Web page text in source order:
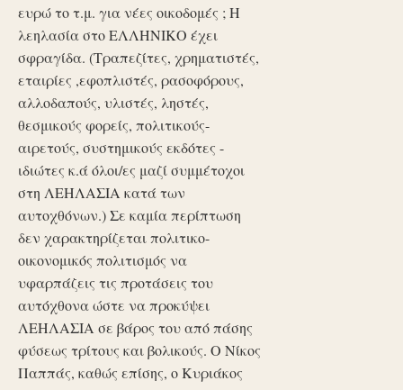
ευρώ το τ.μ. για νέες οικοδομές ; Η
λεηλασία στο ΕΛΛΗΝΙΚΟ έχει
σφραγίδα. (Τραπεζίτες, χρηματιστές,
εταιρίες ,εφοπλιστές, ρασοφόρους,
αλλοδαπούς, υλιστές, ληστές,
θεσμικούς φορείς, πολιτικούς-
αιρετούς, συστημικούς εκδότες -
ιδιώτες κ.ά όλοι/ες μαζί συμμέτοχοι
στη ΛΕΗΛΑΣΙΑ κατά των
αυτοχθόνων.) Σε καμία περίπτωση
δεν χαρακτηρίζεται πολιτικο-
οικονομικός πολιτισμός να
υφαρπάζεις τις προτάσεις του
αυτόχθονα ώστε να προκύψει
ΛΕΗΛΑΣΙΑ σε βάρος του από πάσης
φύσεως τρίτους και βολικούς. Ο Νίκος
Παππάς, καθώς επίσης, ο Κυριάκος